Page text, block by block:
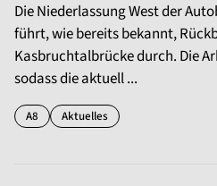
Die Niederlassung West der
führt, wie bereits bekannt,
Kasbruchtalbrücke durch. Die
sodass die aktuell ...
A8 Aktuelles